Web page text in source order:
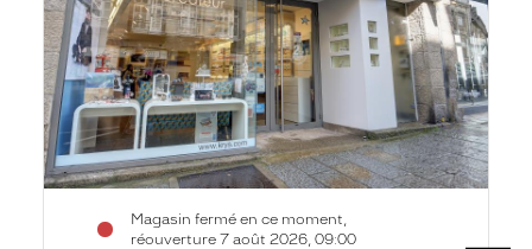
Ville
-
Krys
Magasin fermé en ce moment,
réouverture 7 août 2026, 09:00